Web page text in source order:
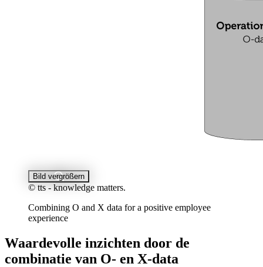
Bild vergrößern
© tts - knowledge matters.
Combining O and X data for a positive employee
experience
Waardevolle inzichten door de
combinatie van O- en X-data